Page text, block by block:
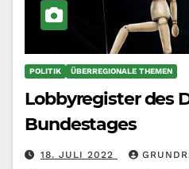
POLITIK ÜBERREGIONALE THEMEN
Lobbyregister des
Bundestages
18. JULI 2022